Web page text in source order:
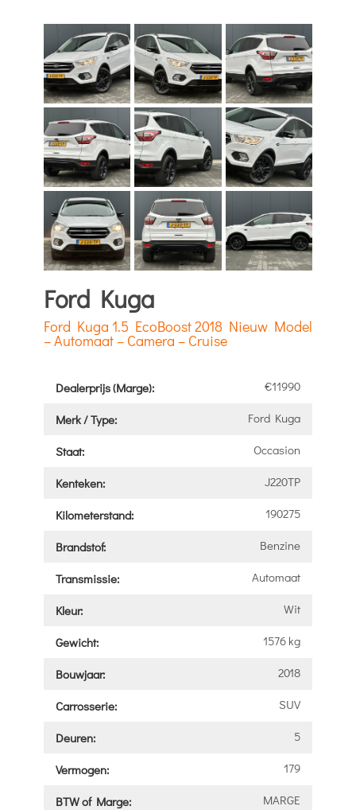
Ford Kuga
Ford Kuga 1.5 EcoBoost 2018 Nieuw Model
– Automaat – Camera – Cruise
Dealerprijs (Marge): €11990
Merk / Type: Ford Kuga
Staat: Occasion
Kenteken: J220TP
Kilometerstand: 190275
Brandstof: Benzine
Transmissie: Automaat
Kleur: Wit
Gewicht: 1576 kg
Bouwjaar: 2018
Carrosserie: SUV
Deuren: 5
Vermogen: 179
BTW of Marge: MARGE